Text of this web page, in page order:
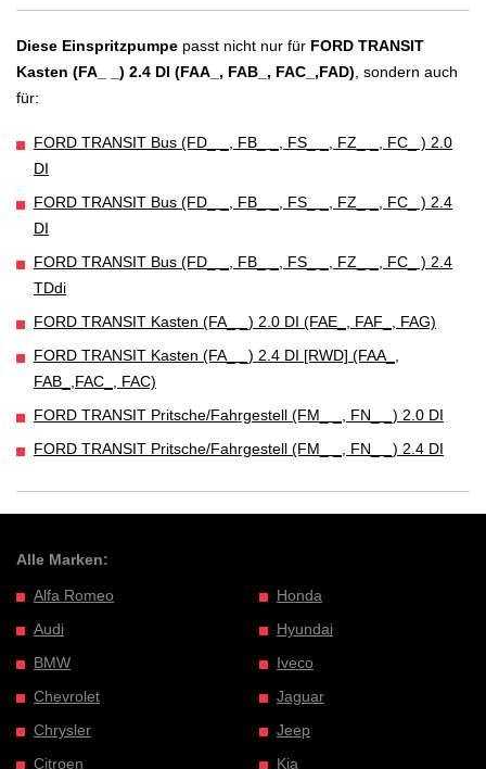
Diese Einspritzpumpe passt nicht nur für FORD TRANSIT
Kasten (FA_ _) 2.4 DI (FAA_, FAB_, FAC_,FAD) , sondern auch
für:
FORD TRANSIT Bus (FD_ _, FB_ _, FS_ _, FZ_ _, FC_ ) 2.0
DI
FORD TRANSIT Bus (FD_ _, FB_ _, FS_ _, FZ_ _, FC_ ) 2.4
DI
FORD TRANSIT Bus (FD_ _, FB_ _, FS_ _, FZ_ _, FC_ ) 2.4
TDdi
FORD TRANSIT Kasten (FA_ _) 2.0 DI (FAE_, FAF_, FAG)
FORD TRANSIT Kasten (FA_ _) 2.4 DI [RWD] (FAA_,
FAB_,FAC_, FAC)
FORD TRANSIT Pritsche/Fahrgestell (FM_ _, FN_ _) 2.0 DI
FORD TRANSIT Pritsche/Fahrgestell (FM_ _, FN_ _) 2.4 DI
Alle Marken:
Alfa Romeo
Audi
BMW
Chevrolet
Chrysler
Citroen
Honda
Hyundai
Iveco
Jaguar
Jeep
Kia